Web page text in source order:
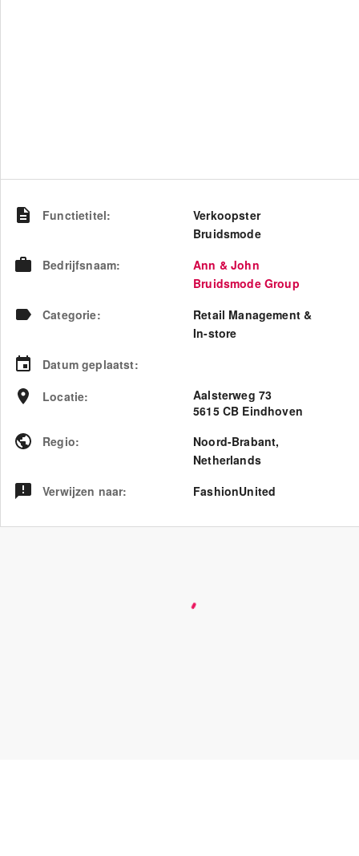
Functietitel:
Verkoopster
Bruidsmode
Bedrijfsnaam:
Ann & John
Bruidsmode Group
Categorie:
Retail Management &
In-store
Datum geplaatst:
Locatie:
Aalsterweg 73
5615 CB Eindhoven
Regio: Noord-Brabant,
Netherlands
Verwijzen naar: FashionUnited